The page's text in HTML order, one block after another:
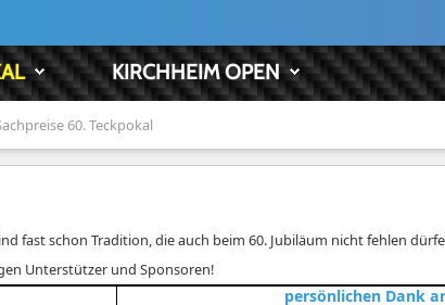
KIRCHHEIM OPEN
60. Teckpokal
fast schon Tradition, die auch beim 60. Jubiläum nicht fehlen
Unterstützer und Sponsoren!
persönlichen Dank